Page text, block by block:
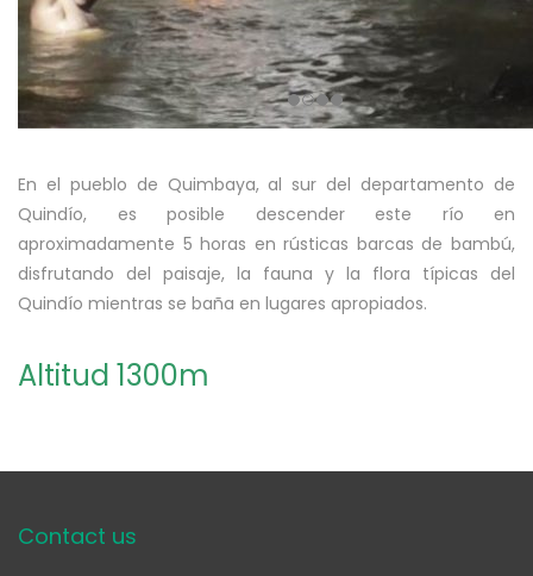
En el pueblo de Quimbaya, al sur del departamento de
Quindío, es posible descender este río en
aproximadamente 5 horas en rústicas barcas de bambú,
disfrutando del paisaje, la fauna y la flora típicas del
Quindío mientras se baña en lugares apropiados.
Altitud 1300m
Contact us